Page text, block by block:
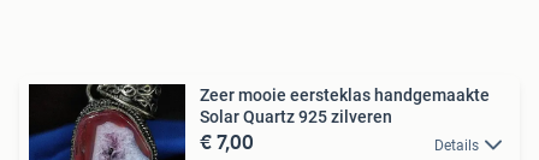
Zeer mooie eersteklas handgemaakte
Solar Quartz 925 zilveren
€ 7,00 Details